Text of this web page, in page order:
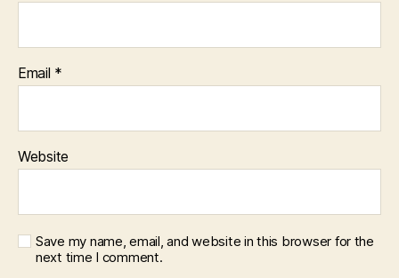
Email *
Website
Save my name, email, and website in this browser for the
next time I comment.